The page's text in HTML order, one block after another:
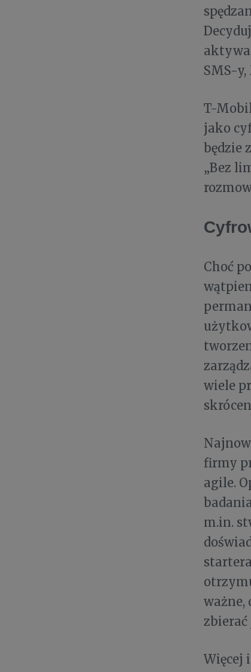
SMS-
T-
jako
będzie
„Bez
Choć
wiele
firmy
agile.
m.in.
ważne,
zbierać
Więcej